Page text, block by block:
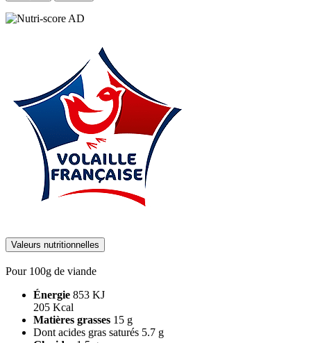
Valeurs nutritionnelles
Pour 100g de viande
Énergie 853 KJ
205 Kcal
Matières grasses 15 g
Dont acides gras saturés 5.7 g